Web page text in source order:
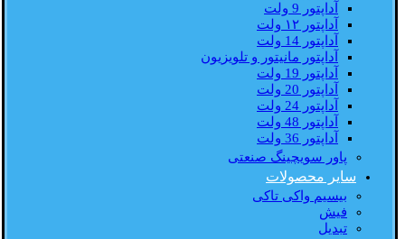
آداپتور 9 ولت
آداپتور ۱۲ ولت
آداپتور 14 ولت
آداپتور مانیتور و تلویزیون
آداپتور 19 ولت
آداپتور 20 ولت
آداپتور 24 ولت
آداپتور 48 ولت
آداپتور 36 ولت
پاور سویچینگ صنعتی
سایر محصولات
بیسیم واکی تاکی
فیش
تبدیل